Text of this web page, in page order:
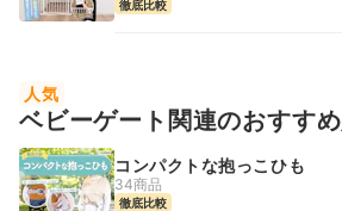
徹底比較
人気
ベビーゲート関連のおすす
コンパクトな抱っこひも
34商品
徹底比較